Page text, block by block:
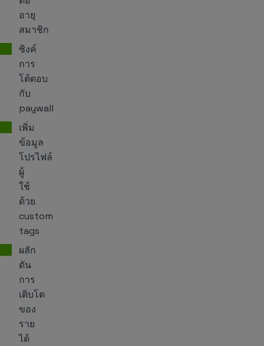
อายุ
สมาชิก
ซิงค์
การ
โต้ตอบ
กับ
paywall
เพิ่ม
ข้อมูล
โปรไฟล์
ผู้
ใช้
ด้วย
custom
tags
ผลัก
ดัน
การ
เติบโต
ของ
ราย
ได้